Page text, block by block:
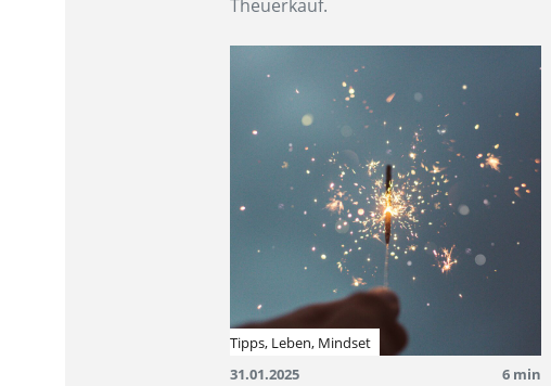
Theuerkauf.
Tipps, Leben, Mindset
31.01.2025
6 min